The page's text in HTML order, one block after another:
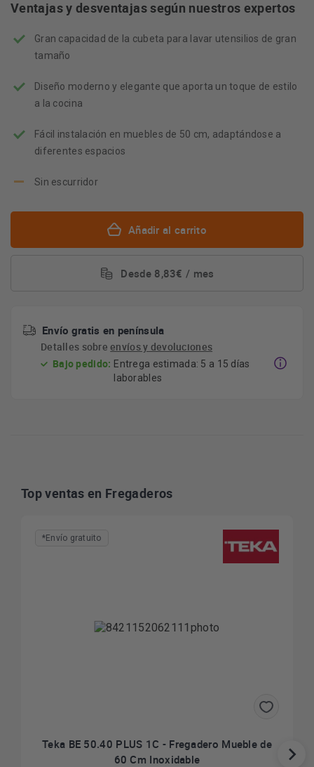
Ventajas y desventajas según nuestros expertos
Gran capacidad de la cubeta para lavar utensilios de gran
tamaño
Diseño moderno y elegante que aporta un toque de estilo
a la cocina
Fácil instalación en muebles de 50 cm, adaptándose a
diferentes espacios
Sin escurridor
Añadir al carrito
Desde 8,83€ / mes
Envío gratis en península
Detalles sobreenvíos y devoluciones
Bajo pedido: Entrega estimada: 5 a 15 días
laborables
Top ventas en Fregaderos
*Envío gratuito
Teka BE 50.40 PLUS 1C - Fregadero Mueble de
60 Cm Inoxidable